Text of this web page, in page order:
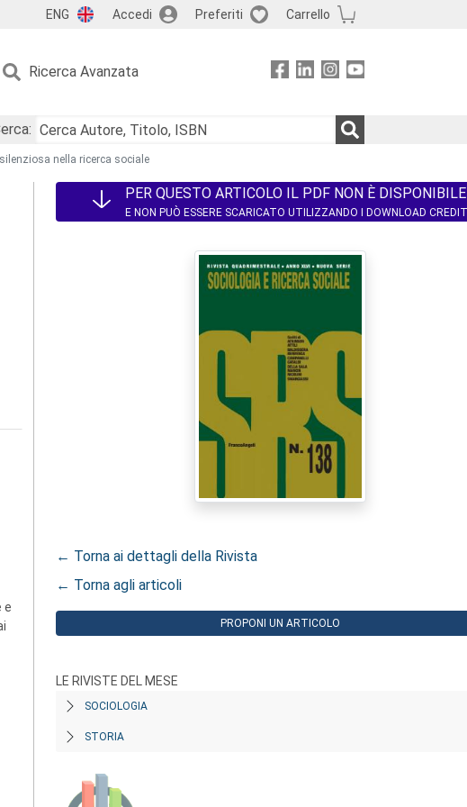
ENG Accedi Preferiti Carrello
Ricerca Avanzata
nella ricerca sociale
e
PER QUESTO ARTICOLO IL PDF NON È DISPONIBILE
E NON PUÒ ESSERE SCARICATO UTILIZZANDO I DOWNLOAD CREDIT
← Torna ai dettagli della Rivista
← Torna agli articoli
PROPONI UN ARTICOLO
LE RIVISTE DEL MESE
SOCIOLOGIA
STORIA